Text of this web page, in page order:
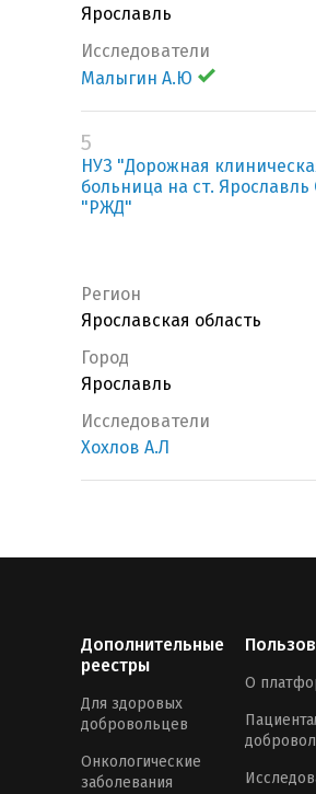
Ярославль
Исследователи
Малыгин А.Ю
5
НУЗ "Дорожная
больница на ст.
"РЖД"
Регион
Ярославская область
Город
Ярославль
Исследователи
Хохлов А.Л
Дополнительные
реестры
Для здоровых
добровольцев
Онкологические
заболевания
О